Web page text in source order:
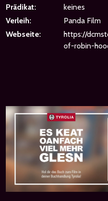
Prädikat:
keines
Verleih:
Panda Film
Webseite:
https://
of-robin-